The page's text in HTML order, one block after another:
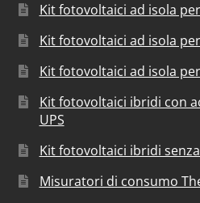
Kit fotovoltaici ad isola
Kit fotovoltaici ad isola
Kit fotovoltaici ad isola
Kit fotovoltaici ibridi con
UPS
Kit fotovoltaici ibridi
Misuratori di consumo